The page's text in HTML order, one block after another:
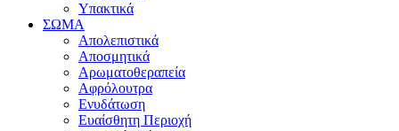
Υπακτικά
ΣΩΜΑ
Απολεπιστικά
Αποσμητικά
Αρωματοθεραπεία
Αφρόλουτρα
Ενυδάτωση
Ευαίσθητη Περιοχή